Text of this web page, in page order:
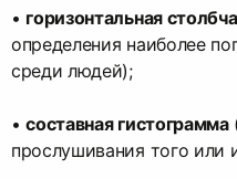
• горизонтальная
определения наиболее
среди людей);
•составная гистограмма
прослушивания того или